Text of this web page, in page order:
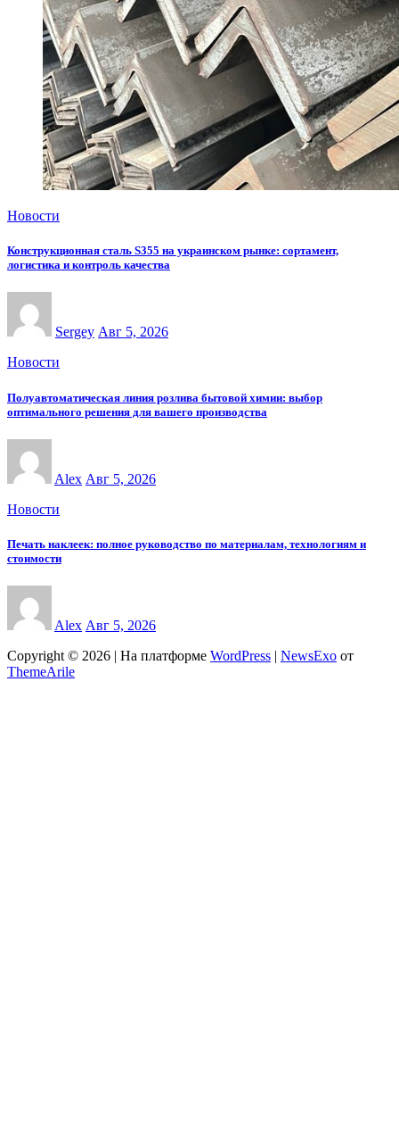
Новости
Конструкционная сталь S355 на украинском рынке: сортамент,
логистика и контроль качества
Sergey Авг 5, 2026
Новости
Полуавтоматическая линия розлива бытовой химии: выбор
оптимального решения для вашего производства
Alex Авг 5, 2026
Новости
Печать наклеек: полное руководство по материалам, технологиям и
стоимости
Alex Авг 5, 2026
Copyright © 2026 | На платформе WordPress | NewsExo от
ThemeArile